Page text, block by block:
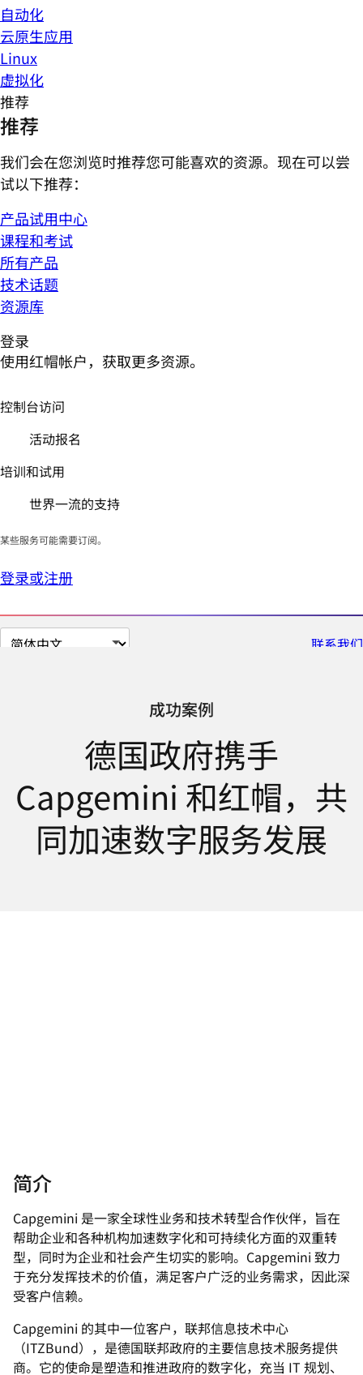
自动化
云原生应用
Linux
虚拟化
推荐
推荐
我们会在您浏览时推荐您可能喜欢的资源。现在可以尝
试以下推荐：
产品试用中心
课程和考试
所有产品
技术话题
资源库
登录
使用红帽帐户，获取更多资源。
控制台访问
活动报名
培训和试用
世界一流的支持
某些服务可能需要订阅。
登录或注册
切
联系我们
成功案例
德国政府携手
Capgemini 和红帽，共
同加速数字服务发展
简介
Capgemini 是一家全球性业务和技术转型合作伙伴，旨在
帮助企业和各种机构加速数字化和可持续化方面的双重转
型，同时为企业和社会产生切实的影响。Capgemini 致力
于充分发挥技术的价值，满足客户广泛的业务需求，因此深
受客户信赖。
Capgemini 的其中一位客户，联邦信息技术中心
（ITZBund），是德国联邦政府的主要信息技术服务提供
商。它的使命是塑造和推进政府的数字化，充当 IT 规划、